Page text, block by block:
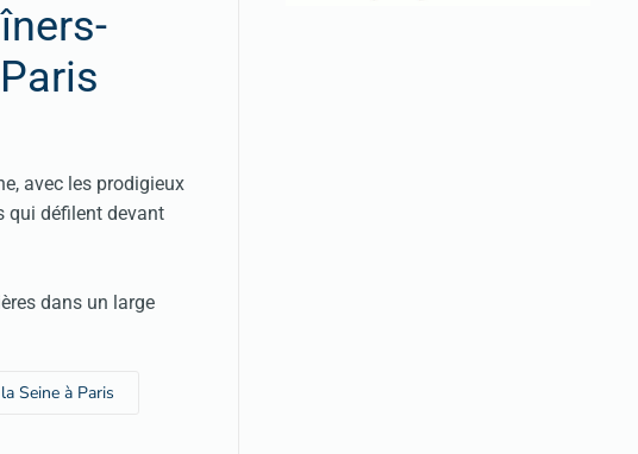
avec les prodigieux
qui défilent devant
dans un large
Seine à Paris